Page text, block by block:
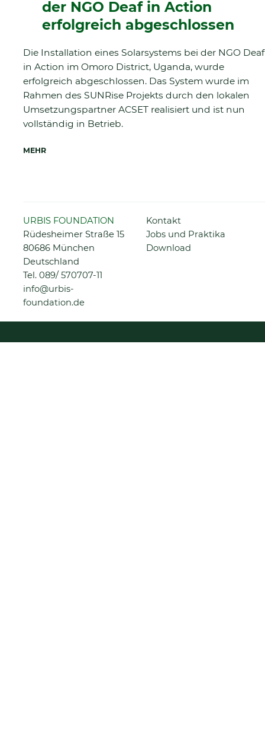
der NGO Deaf in Action
erfolgreich abgeschlossen
Die Installation eines Solarsystems bei der NGO Deaf
in Action im Omoro District, Uganda, wurde
erfolgreich abgeschlossen. Das System wurde im
Rahmen des SUNRise Projekts durch den lokalen
Umsetzungspartner ACSET realisiert und ist nun
vollständig in Betrieb.
MEHR
URBIS FOUNDATION
Rüdesheimer Straße 15
80686 München
Deutschland
Tel.089/ 570707-11
info@urbis-
foundation.de
Navigation
überspringen
Kontakt
Jobs und Praktika
Download